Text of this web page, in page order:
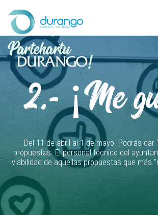
2.- ¡Me
Del 11 de abril al 1 de mayo. Podrás dar
propuestas. El personal técnico del
viabilidad de aquellas propuestas que más